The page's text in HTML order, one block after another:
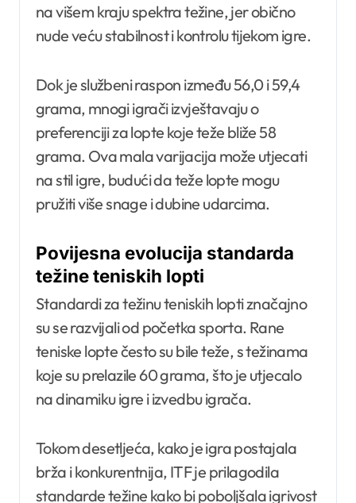
na višem kraju spektra težine, jer obično
nude veću stabilnost i kontrolu tijekom igre.
Dok je službeni raspon između 56,0 i 59,4
grama, mnogi igrači izvještavaju o
preferenciji za lopte koje teže bliže 58
grama. Ova mala varijacija može utjecati
na stil igre, budući da teže lopte mogu
pružiti više snage i dubine udarcima.
Povijesna evolucija standarda
težine teniskih lopti
Standardi za težinu teniskih lopti značajno
su se razvijali od početka sporta. Rane
teniske lopte često su bile teže, s težinama
koje su prelazile 60 grama, što je utjecalo
na dinamiku igre i izvedbu igrača.
Tokom desetljeća, kako je igra postajala
brža i konkurentnija, ITF je prilagodila
standarde težine kako bi poboljšala igrivost